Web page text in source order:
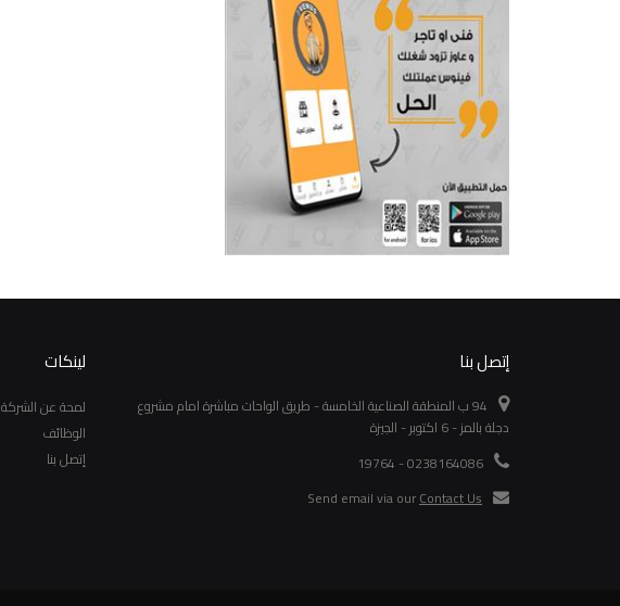
إتصل بنا
94 ب المنطقة الصناعية الخامسة - طريق الواحات مباشرة امام مشروع
دجلة بالمز - 6 اكتوبر - الجيزة
0238164086 - 19764
Send email via ourContact Us
لينكات
لمحة عن الشركة
الوظائف
إتصل بنا